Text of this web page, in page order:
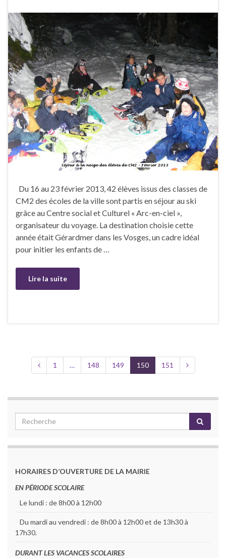
Du 16 au 23 février 2013, 42 élèves issus des classes de
CM2 des écoles de la ville sont partis en séjour au ski
grâce au Centre social et Culturel « Arc-en-ciel »,
organisateur du voyage. La destination choisie cette
année était Gérardmer dans les Vosges, un cadre idéal
pour initier les enfants de …
Lire la suite
1 … 148 149 150 151
HORAIRES D’OUVERTURE DE LA MAIRIE
EN PÉRIODE SCOLAIRE
Le lundi : de 8h00 à 12h00
Du mardi au vendredi : de 8h00 à 12h00 et de 13h30 à
17h30.
DURANT LES VACANCES SCOLAIRES